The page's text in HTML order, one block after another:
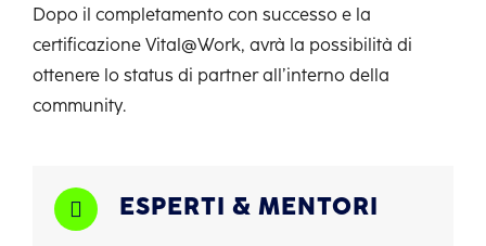
Dopo il completamento con successo e la
certificazione Vital@Work, avrà la possibilità di
ottenere lo status di partner all’interno della
community.
ESPERTI & MENTORI